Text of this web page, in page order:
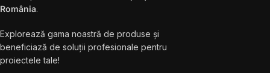
România.
Explorează gama noastră de produse și
beneficiază de soluții profesionale pentru
proiectele tale!